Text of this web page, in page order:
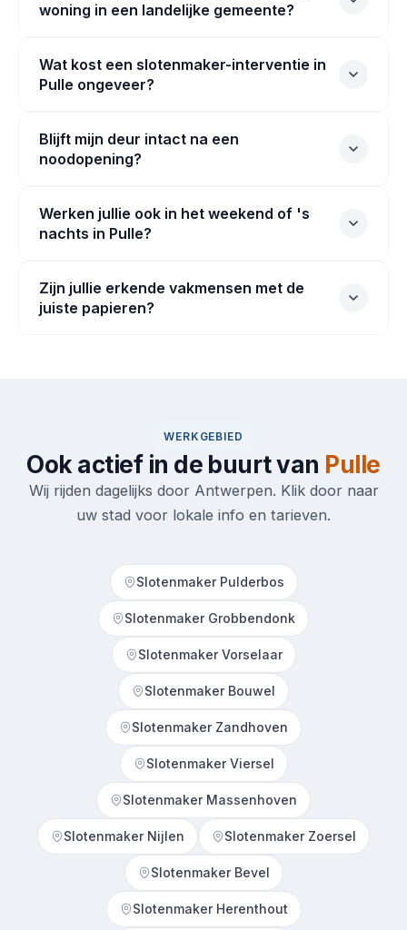
woning in een landelijke gemeente?
Wat kost een slotenmaker-interventie in
Pulle ongeveer?
Blijft mijn deur intact na een
noodopening?
Werken jullie ook in het weekend of 's
nachts in Pulle?
Zijn jullie erkende vakmensen met de
juiste papieren?
WERKGEBIED
Ook actief in de buurt van Pulle
Wij rijden dagelijks door Antwerpen. Klik door naar
uw stad voor lokale info en tarieven.
Slotenmaker Pulderbos
Slotenmaker Grobbendonk
Slotenmaker Vorselaar
Slotenmaker Bouwel
Slotenmaker Zandhoven
Slotenmaker Viersel
Slotenmaker Massenhoven
Slotenmaker Nijlen Slotenmaker Zoersel
Slotenmaker Bevel
Slotenmaker Herenthout